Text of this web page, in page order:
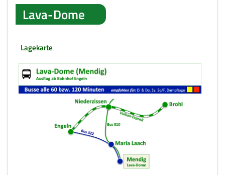
Lava-Dome
Lagekarte